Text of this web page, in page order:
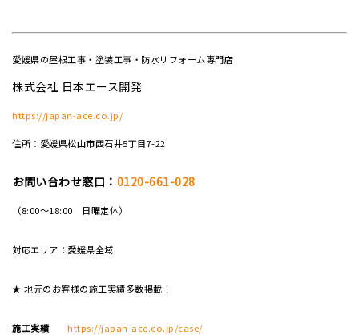
愛媛県の屋根工事・塗装工事・防水リフォーム専門店
株式会社 日本エース開発
https://japan-ace.co.jp/
住所：愛媛県松山市西石井5丁目7-22
お問い合わせ窓口： 0120-661-028
（8:00～18:00 日曜定休）
対応エリア：愛媛県全域
★ 地元のお客様の施工実績多数掲載！
施工実績 https://japan-ace.co.jp/case/